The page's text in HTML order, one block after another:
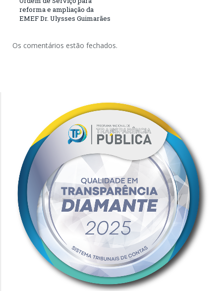
reforma e ampliação da
EMEF Dr. Ulysses Guimarães
Os comentários estão fechados.